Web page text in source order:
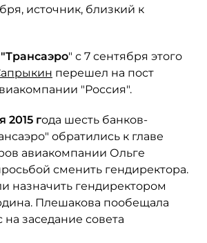
источник, близкий к
" с 7 сентября этого
перешел на пост
"Россия".
2015 года шесть банков-
обратились к главе
авиакомпании Ольге
сменить гендиректора.
назначить гендиректором
Плешакова пообещала
заседание совета